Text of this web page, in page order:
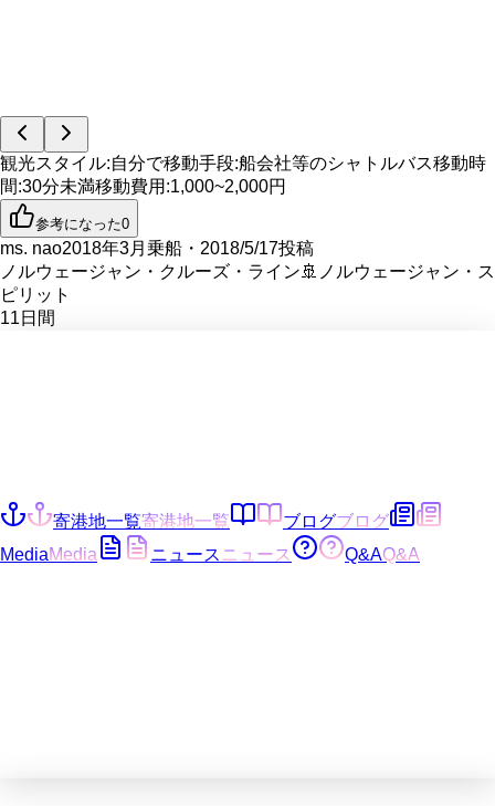
観光スタイル:自分で移動手段:船会社等のシャトルバス移動時
間:30分未満移動費用 :1,000~2,000円
参考になった0
ms. nao2018年3月乗船・2018/5/17投稿
ノルウェージャン・クルーズ・ライン 🚢 ノルウェージャン・ス
ピリット
11 日間
寄港地一覧寄港地一覧 ブログブログ
MediaMedia ニュース ニュース Q&AQ&A